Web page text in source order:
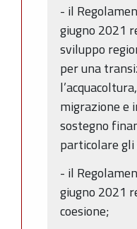
- il
giugno 2021
sviluppo
per una
migrazione e
sostegno
particolare
- il
giugno 2021
coesione;